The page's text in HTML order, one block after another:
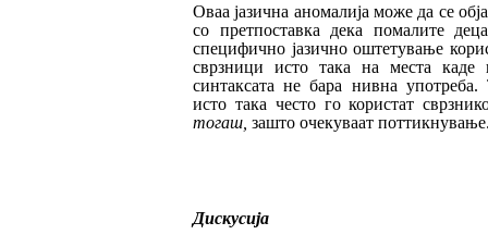
Оваа јазична аномалија може да се
со претпоставка дека помалите
специ­фич­но јазично оштетување
сврзници исто та­ка на места каде
синтаксата не бара нив­на употреба.
исто така често го користат
тогаш, зашто очекуваат
Дискусија